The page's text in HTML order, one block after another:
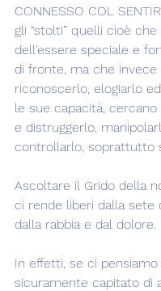
CONNESSO COL
gli “stolti” quelli cioè
dell'essere speciale e
di fronte, ma che invece
riconoscerlo, elogiarlo
le sue capacità, cercano
e distruggerlo,
controllarlo, soprattutto
Ascoltare il Grido della
ci rende liberi dalla sete
dalla rabbia e dal dolore.
In effetti, se ci pensiamo
sicuramente capitato di